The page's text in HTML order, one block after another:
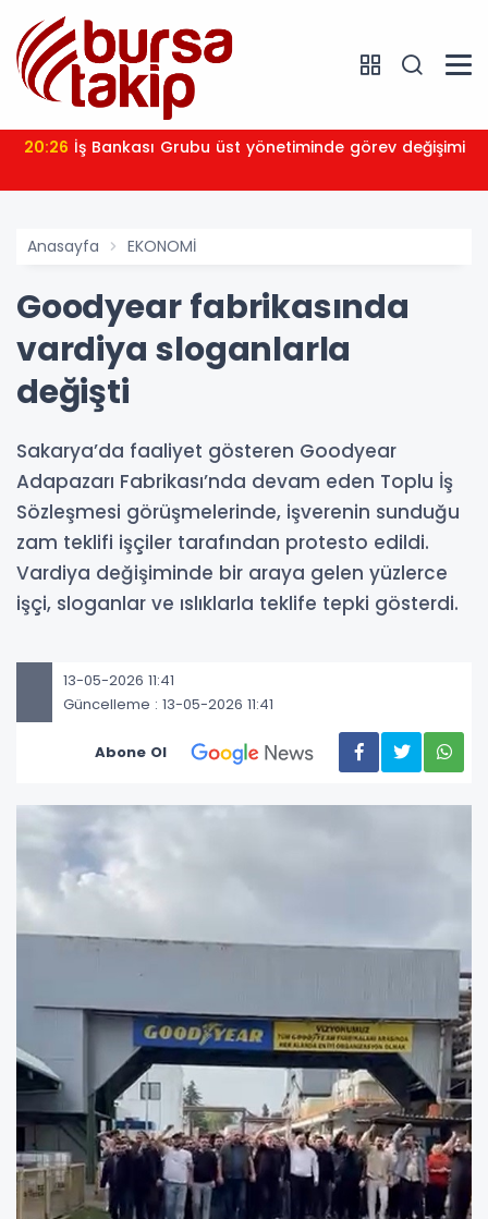
20:26 İş Bankası Grubu üst yönetiminde görev değişimi
Anasayfa EKONOMİ
Goodyear fabrikasında
vardiya sloganlarla
değişti
Sakarya’da faaliyet gösteren Goodyear
Adapazarı Fabrikası’nda devam eden Toplu İş
Sözleşmesi görüşmelerinde, işverenin sunduğu
zam teklifi işçiler tarafından protesto edildi.
Vardiya değişiminde bir araya gelen yüzlerce
işçi, sloganlar ve ıslıklarla teklife tepki gösterdi.
13-05-2026 11:41
Güncelleme : 13-05-2026 11:41
Abone Ol